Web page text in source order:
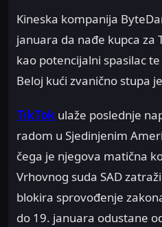
Kineska kompanija
januara da nađe kupca za
kao potencijalni spasilac
Beloj kući zvanično stupa
TikTok ulaže poslednje
radom u Sjedinjenim
čega je njegova matična
Vrhovnog suda SAD
blokira sprovođenje
do 19. januara odustane